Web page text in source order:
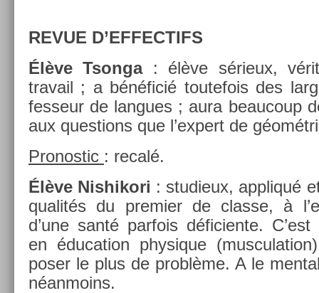
REVUE D’EF­FECTIFS
Élève Tson­ga : élève sérieux,
travail ; a bénéficié toutefois des
fes­seur de lan­gues ; aura be­aucoup
aux ques­tions que l’ex­pert de
Pro­nos­tic : recalé.
Élève Nis­hikori : studieux, appliqué
qualités du pre­mi­er de clas­se, à
d’une santé par­fois déficien­te. C’est
en éduca­tion physique
poser le plus de problème. A le
néan­moins.